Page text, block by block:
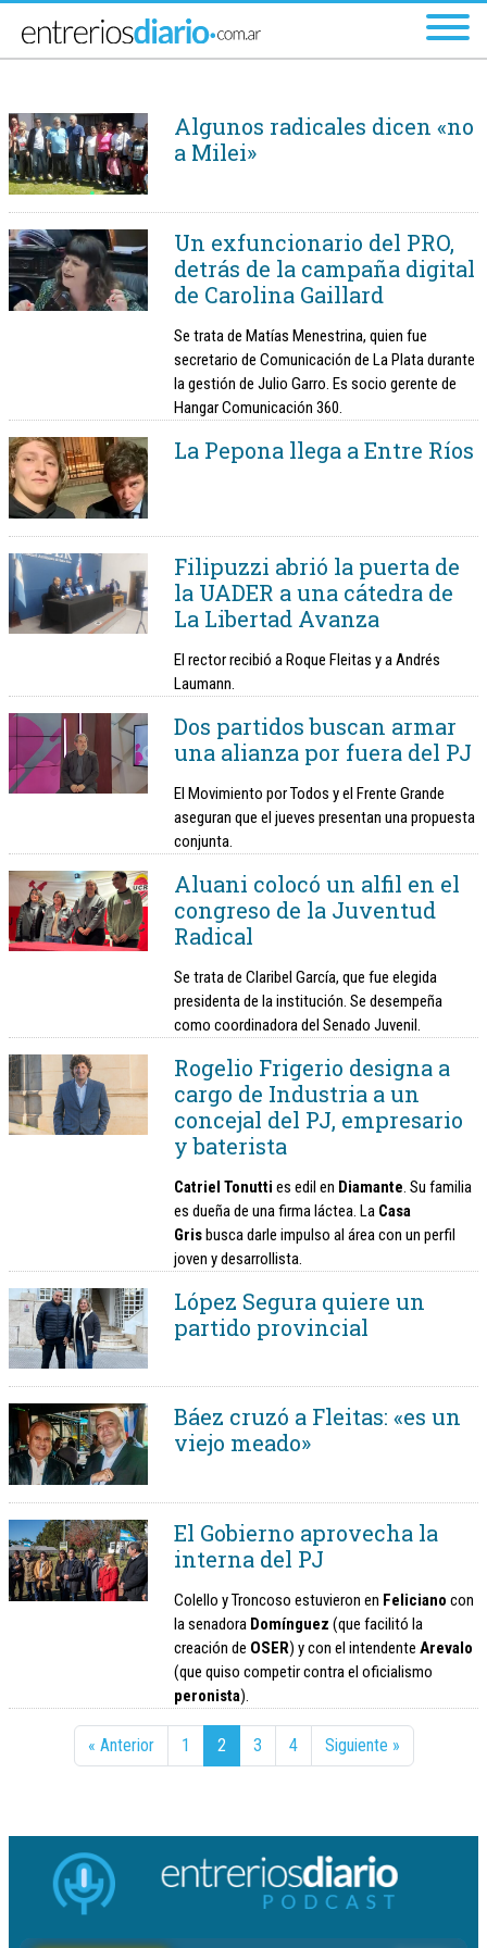
Algunos radicales dicen «no
a Milei»
Un exfuncionario del PRO,
detrás de la campaña digital
de Carolina Gaillard
Se trata de Matías Menestrina, quien fue
secretario de Comunicación de La Plata durante
la gestión de Julio Garro. Es socio gerente de
Hangar Comunicación 360.
La Pepona llega a Entre Ríos
Filipuzzi abrió la puerta de
la UADER a una cátedra de
La Libertad Avanza
El rector recibió a Roque Fleitas y a Andrés
Laumann.
Dos partidos buscan armar
una alianza por fuera del PJ
El Movimiento por Todos y el Frente Grande
aseguran que el jueves presentan una propuesta
conjunta.
Aluani colocó un alfil en el
congreso de la Juventud
Radical
Se trata de Claribel García, que fue elegida
presidenta de la institución. Se desempeña
como coordinadora del Senado Juvenil.
Rogelio Frigerio designa a
cargo de Industria a un
concejal del PJ, empresario
y baterista
Catriel Tonutti es edil en Diamante . Su familia
es dueña de una firma láctea. La Casa
Grisbusca darle impulso al área con un perfil
joven y desarrollista.
López Segura quiere un
partido provincial
Báez cruzó a Fleitas: «es un
viejo meado»
El Gobierno aprovecha la
interna del PJ
Colello y Troncoso estuvieron en Feliciano con
la senadora Domínguez (que facilitó la
creación de OSER) y con el intendente Arevalo
(que quiso competir contra el oficialismo
peronista).
« Anterior 1 2 3 4 Siguiente »